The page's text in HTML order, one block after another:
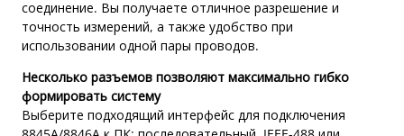
соединение. Вы получаете отличное разрешение и
точность измерений, а также удобство при
использовании одной пары проводов.
Несколько разъемов позволяют максимально гибко
формировать систему
Выберите подходящий интерфейс для подключения